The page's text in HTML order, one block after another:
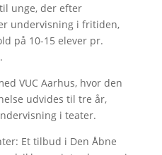
unge, der efter
undervisning i fritiden,
på 10-15 elever pr.
VUC Aarhus, hvor den
udvides til tre år,
i teater.
Et tilbud i Den Åbne